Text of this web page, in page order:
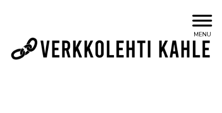
to
content
Kahle MENU